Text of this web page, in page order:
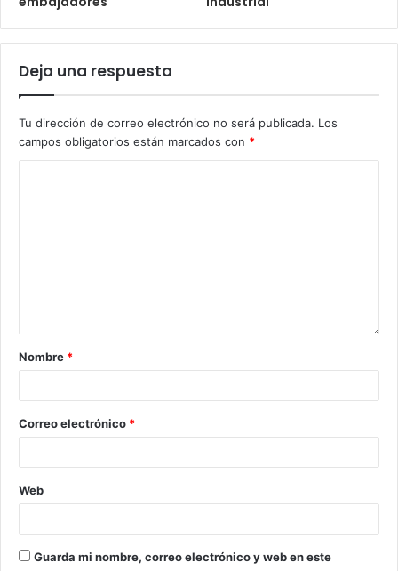
Deja una respuesta
Tu dirección de correo electrónico no será publicada. Los
campos obligatorios están marcados con *
Nombre *
Correo electrónico *
Web
Guarda mi nombre, correo electrónico y web en este